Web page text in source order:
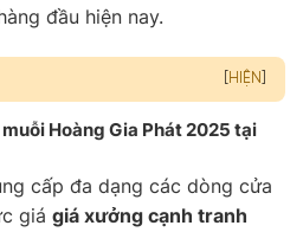
đầu hiện nay.
HIỆN
Hoàng Gia Phát 2025 tại
cấp đa dạng các dòng cửa
giá giá xưởng cạnh tranh